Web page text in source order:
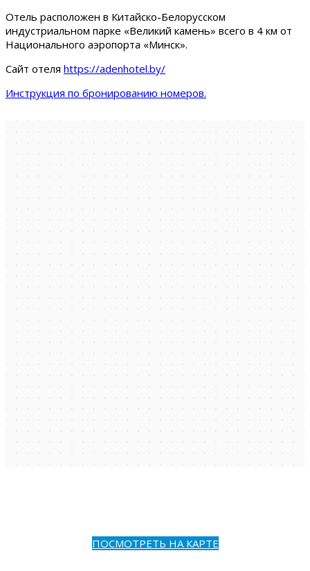
Отель расположен в Китайско-Белорусском
индустриальном парке «Великий камень» всего в 4 км от
Национального аэропорта «Минск».
Сайт отеля https://adenhotel.by/
Инструкция по бронированию номеров.
ПОСМОТРЕТЬ НА КАРТЕ